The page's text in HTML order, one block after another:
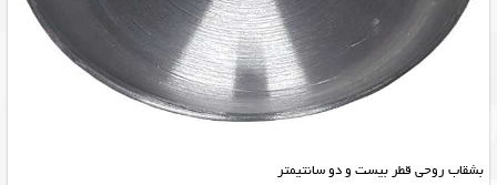
بشقاب روحی قطر بیست و دو سانتیمتر